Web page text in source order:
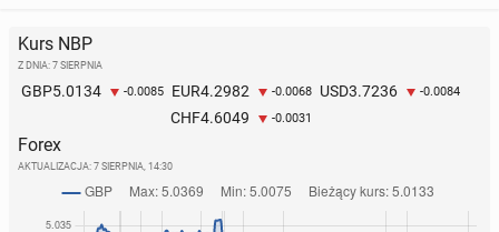
Kurs NBP
Z DNIA: 7 SIERPNIA
GBP5.0134 -0.0085 EUR4.2982 -0.0068 USD3.7236 -0.0084
CHF4.6049 -0.0031
Forex
AKTUALIZACJA: 7 SIERPNIA, 14:30